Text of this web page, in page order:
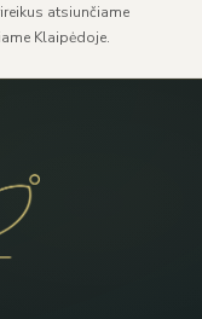
atsiunčiame
Klaipėdoje.